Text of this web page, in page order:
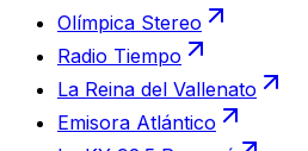
Olímpica Stereo
Radio Tiempo
La Reina del Vallenato
Emisora Atlántico